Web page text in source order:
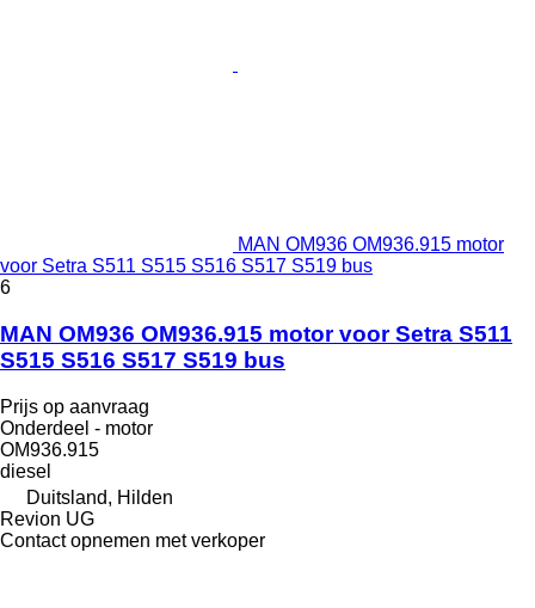
MAN OM936 OM936.915 motor
voor Setra S511 S515 S516 S517 S519 bus
6
MAN OM936 OM936.915 motor voor Setra S511
S515 S516 S517 S519 bus
Prijs op aanvraag
Onderdeel - motor
OM936.915
diesel
Duitsland, Hilden
Revion UG
Contact opnemen met verkoper